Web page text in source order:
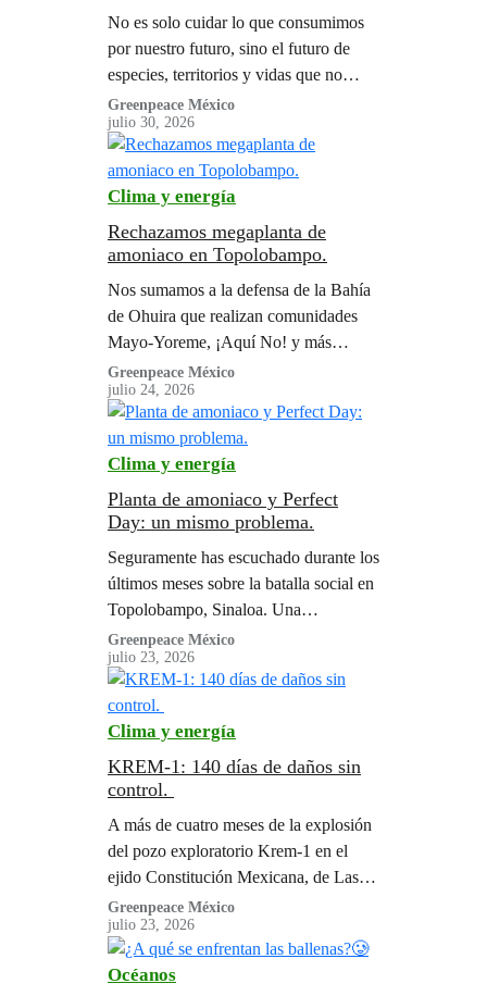
No es solo cuidar lo que consumimos
por nuestro futuro, sino el futuro de
especies, territorios y vidas que no
deben pagar por nuestra inconsciencia
o desinformación.
Greenpeace México
julio 30, 2026
Clima y energía
Rechazamos megaplanta de
amoniaco en Topolobampo.
Nos sumamos a la defensa de la Bahía
de Ohuira que realizan comunidades
Mayo-Yoreme, ¡Aquí No! y más
colectivos
Greenpeace México
julio 24, 2026
Clima y energía
Planta de amoniaco y Perfect
Day: un mismo problema.
Seguramente has escuchado durante los
últimos meses sobre la batalla social en
Topolobampo, Sinaloa. Una
comunidad unida contra el
megaproyecto industrial de una planta
de amoniaco que amenaza la vida…
Greenpeace México
julio 23, 2026
Clima y energía
KREM-1: 140 días de daños sin
control.
A más de cuatro meses de la explosión
del pozo exploratorio Krem-1 en el
ejido Constitución Mexicana, de Las
Choapas, Veracruz, comunidades y
organizaciones de la Alianza Mexicana
Contra el Fracking, hacemos un
llamado urgente para que Petróleos
Greenpeace México
julio 23, 2026
Océanos